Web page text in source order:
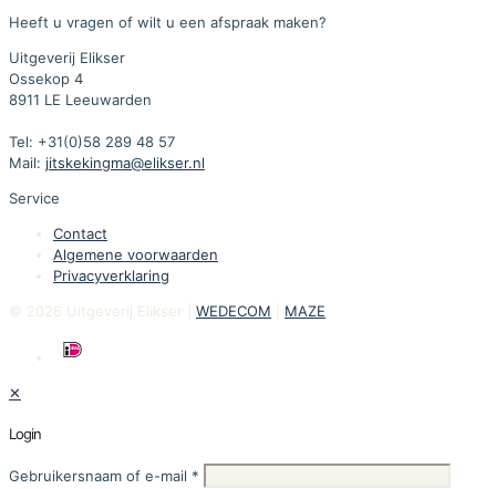
Heeft u vragen of wilt u een afspraak maken?
Uitgeverij Elikser
Ossekop 4
8911 LE Leeuwarden
Tel: +31(0)58 289 48 57
Mail: jitskekingma@elikser.nl
Service
Contact
Algemene voorwaarden
Privacyverklaring
© 2026 Uitgeverij Elikser | WEDECOM MAZE
✕
Login
Gebruikersnaam of e-mail *